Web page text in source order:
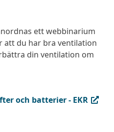
ett webbinarium
du har bra ventilation
din ventilation om
och batterier - EKR